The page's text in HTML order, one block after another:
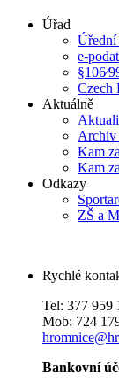
Úřad
Úřední
e-
Czech
Aktuálně
Archiv
Kam
Kam
Odkazy
ZŠ a
Rychlé
Tel: 377 959
Mob: 724
Bankovní